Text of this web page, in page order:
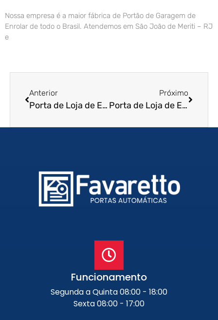
Nossa empresa é a maior fábrica de Portão de Garagem de
Enrolar de todo o Brasil. Atendemos em São João de Meriti – RJ
e
Anterior
Porta de Loja de Enrolar em Balneário Camboriú – SC
Próximo
Porta de Loja de Enrolar em Jaboticabal – SP
Funcionamento
Segunda a Quinta 08:00 - 18:00
Sexta 08:00 - 17:00